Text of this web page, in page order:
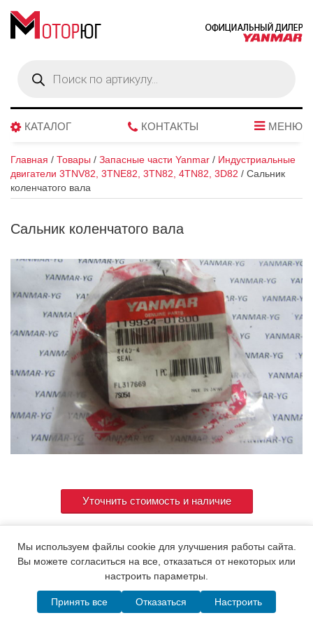
товаров
КАТАЛОГ КОНТАКТЫ МЕНЮ
Главная / Товары / Запасные части Yanmar / Индустриальные
двигатели 3TNV82, 3TNE82, 3TN82, 4TN82, 3D82 / Сальник
коленчатого вала
Сальник коленчатого вала
Уточнить стоимость и наличие
Артикул 119934-01800
© 2015. Все права защищены.Мотор-Юг
Написать в MAX
Telegram WhatsApp Позвонить
Мы используем файлы cookie для улучшения работы сайта.
Вы можете согласиться на все, отказаться от некоторых или
настроить параметры.
Принять все Отказаться Настроить